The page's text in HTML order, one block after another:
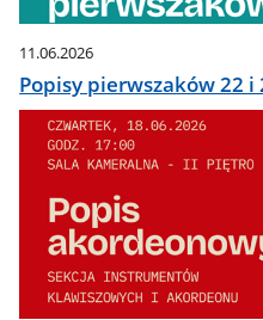
11.06.2026
Popisy pierwszaków 22 i